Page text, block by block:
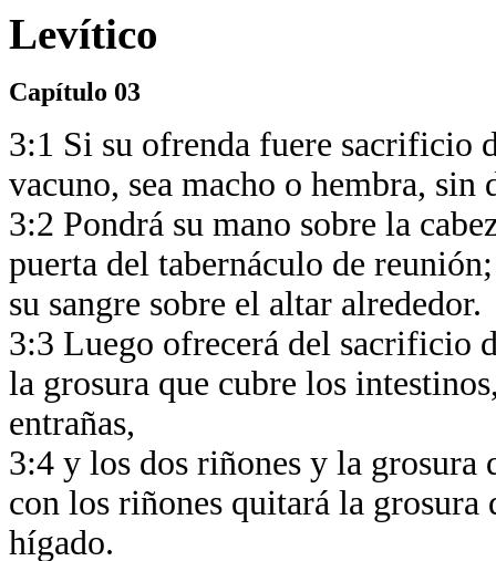
Levítico
Capítulo 03
3:1 Si su ofrenda fuere sacrificio
vacuno, sea macho o hembra, sin
3:2 Pondrá su mano sobre la
puerta del tabernáculo de
su sangre sobre el altar alrededor.
3:3 Luego ofrecerá del sacrificio
la grosura que cubre los
entrañas,
3:4 y los dos riñones y la grosura
con los riñones quitará la grosura
hígado.